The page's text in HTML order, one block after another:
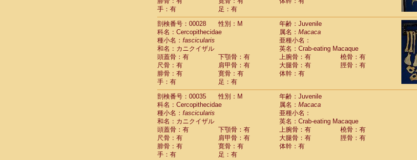
Atelidae Alouatta caraya
AtelidaeAlouatta fusca
AtelidaeAlouatta seniculus
AtelidaeAlouatta
AtelidaeAteles belzebuth
Atelidae Ateles geoffroyi
Atelidae Ateles paniscus
Atelidae Atelesspp.
Atelidae Lagothrix lagothricha
AtelidaeLagothrix lagothricha cana(0)
Pitheciidae Cacajao calvus rubicundus(1)
PitheciidaeCallicebus cupreus(0)
Pitheciidae Callicebus donacophilus(0)
Pitheciidae Callicebus moloch(0)
Pitheciidae Callicebus torquatus(0)
Pitheciidae Callicebus
Pitheciidae Chiropotes satanas
手：有
足：有
剖検番号：00028
性別：M
年齢：Juvenile
科名：Cercopithecidae
属名： Macaca
種小名： fascicularis
亜種小名：
和名：カニクイザル
英名：Crab-eating Macaque
頭蓋骨：有
下顎骨：有 上腕骨：有
橈骨：有
尺骨：有
肩甲骨：有 大腿骨：有
脛骨：有
腓骨：有
寛骨：有
体幹：有
手：有
足：有
剖検番号：00035
性別：M
年齢：Juvenile
科名：Cercopithecidae
属名： Macaca
種小名： fascicularis
亜種小名：
和名：カニクイザル
英名：Crab-eating Macaque
頭蓋骨：有
下顎骨：有 上腕骨：有
橈骨：有
尺骨：有
肩甲骨：有 大腿骨：有
脛骨：有
腓骨：有
寛骨：有
体幹：有
手：有
足：有